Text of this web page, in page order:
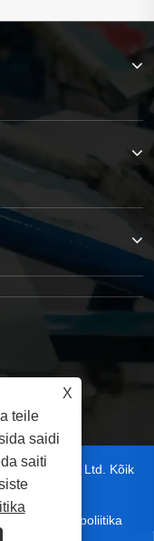
Co., Ltd. Kõik
Privaatsuspoliitika
X
teile
saidi
saiti